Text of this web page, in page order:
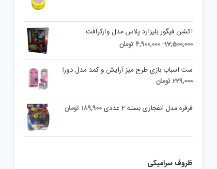
اکشن فیگور بلیزارد پلاس مدل وارکرافت
17,500,000
Original
was:
17,500,000 تومان.
4,900,000تومان
is:
4,900,000 تومان.
ست اسباب بازی طرح میز آرایش و کمد مدل دورا
229,000تومان
فرفره مدل انفجاری بسته 2 عددی 189,900 تومان
ظروف سرامیکی